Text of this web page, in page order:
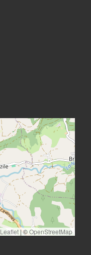
Leaflet |©OpenStreetMap